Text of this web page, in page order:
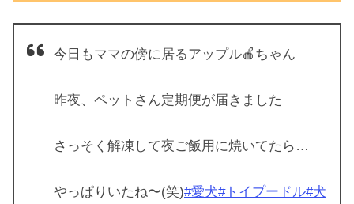
今日もママの傍に居るアップル🍎ちゃん
昨夜、ペットさん定期便が届きました
さっそく解凍して夜ご飯用に焼いてたら…
やっぱりいたね〜(笑)#愛犬#トイプードル#犬